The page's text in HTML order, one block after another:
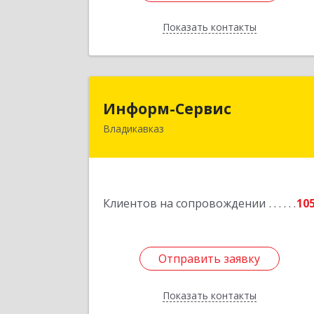
Показать контакты
Назад
Информ-Сервис
Владикавказ
Клиентов на сопровождении
Отправить заявку
Показать контакты
362020, Северная Осетия - Алания
Подробнее
Отправить заявку
Назад